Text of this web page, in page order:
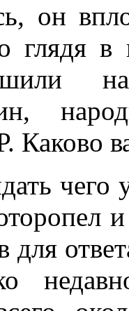
он
глядя в
Каково
чего
для